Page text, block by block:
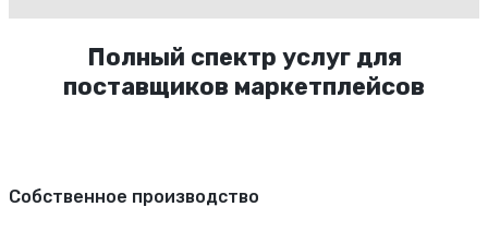
Полный спектр услуг для
поставщиков маркетплейсов
Собственное производство